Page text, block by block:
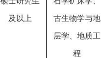
及以上 古生物学与地
层学、地质工
程